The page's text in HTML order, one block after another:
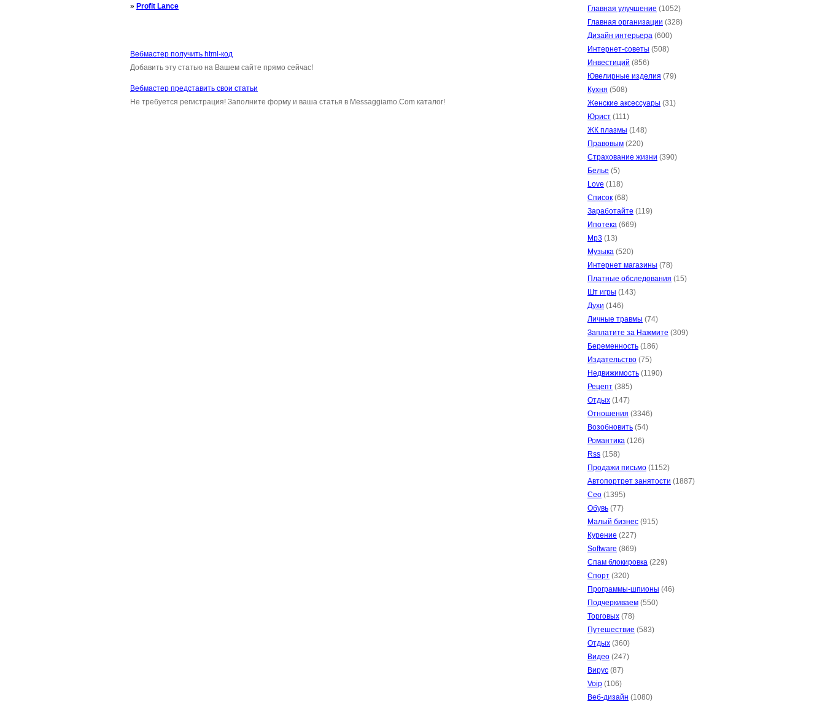
» Profit Lance
Вебмастер получить html-код
Добавить эту статью на Вашем сайте прямо сейчас!
Вебмастер представить свои статьи
Не требуется регистрация! Заполните форму и ваша статья в Messaggiamo.Com каталог!
Главная улучшение (1052)
Главная организации (328)
Дизайн интерьера (600)
Интернет-советы (508)
Инвестиций (856)
Ювелирные изделия (79)
Кухня (508)
Женские аксессуары (31)
Юрист (111)
ЖК плазмы (148)
Правовым (220)
Страхование жизни (390)
Белье (5)
Love (118)
Список (68)
Заработайте (119)
Ипотека (669)
Mp3 (13)
Музыка (520)
Интернет магазины (78)
Платные обследования (15)
Шт игры (143)
Духи (146)
Личные травмы (74)
Заплатите за Нажмите (309)
Беременность (186)
Издательство (75)
Недвижимость (1190)
Рецепт (385)
Отдых (147)
Отношения (3346)
Возобновить (54)
Романтика (126)
Rss (158)
Продажи письмо (1152)
Автопортрет занятости (1887)
Сео (1395)
Обувь (77)
Малый бизнес (915)
Курение (227)
Software (869)
Спам блокировка (229)
Спорт (320)
Программы-шпионы (46)
Подчеркиваем (550)
Торговых (78)
Путешествие (583)
Отдых (360)
Видео (247)
Вирус (87)
Voip (106)
Веб-дизайн (1080)